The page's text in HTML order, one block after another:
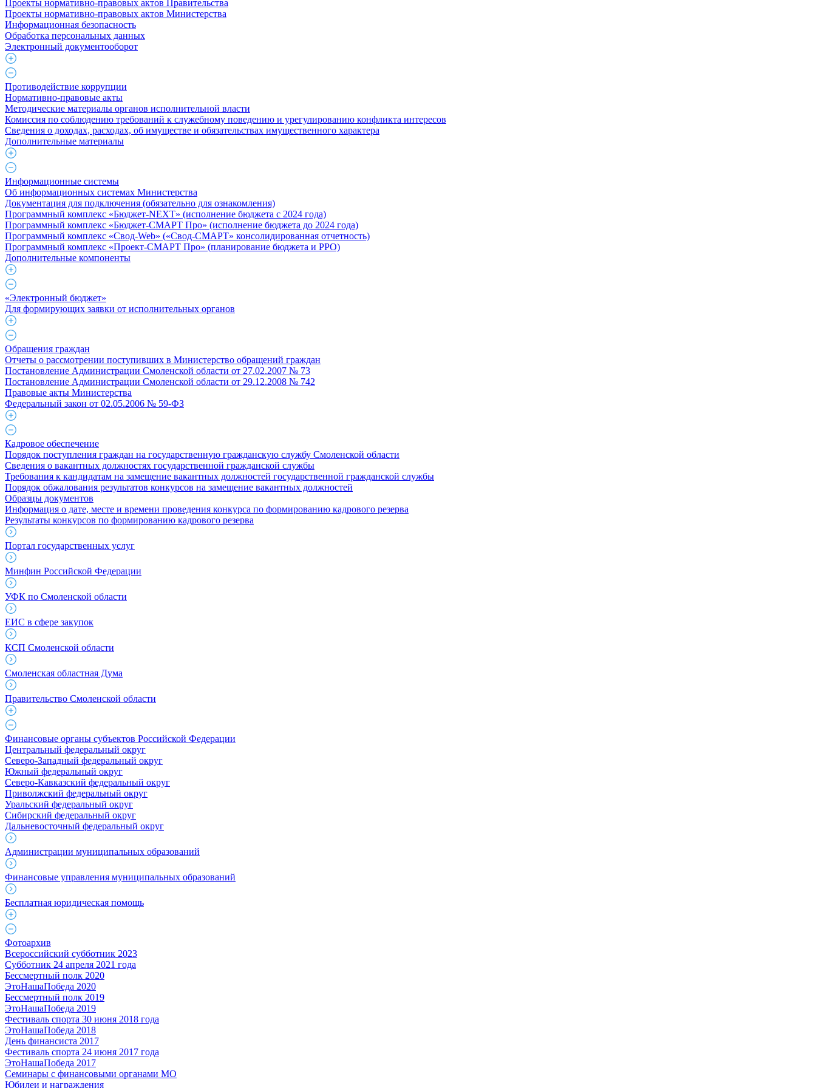
Проекты нормативно-правовых актов Правительства
Проекты нормативно-правовых актов Министерства
Информационная безопасность
Обработка персональных данных
Электронный документооборот
Противодействие коррупции
Нормативно-правовые акты
Методические материалы органов исполнительной власти
Комиссия по соблюдению требований к служебному поведению и урегулированию конфликта интересов
Сведения о доходах, расходах, об имуществе и обязательствах имущественного характера
Дополнительные материалы
Информационные системы
Об информационных системах Министерства
Документация для подключения (обязательно для ознакомления)
Программный комплекс «Бюджет-NEXT» (исполнение бюджета с 2024 года)
Программный комплекс «Бюджет-СМАРТ Про» (исполнение бюджета до 2024 года)
Программный комплекс «Свод-Web» («Свод-СМАРТ» консолидированная отчетность)
Программный комплекс «Проект-СМАРТ Про» (планирование бюджета и РРО)
Дополнительные компоненты
«Электронный бюджет»
Для формирующих заявки от исполнительных органов
Обращения граждан
Отчеты о рассмотрении поступивших в Министерство обращений граждан
Постановление Администрации Смоленской области от 27.02.2007 № 73
Постановление Администрации Смоленской области от 29.12.2008 № 742
Правовые акты Министерства
Федеральный закон от 02.05.2006 № 59-ФЗ
Кадровое обеспечение
Порядок поступления граждан на государственную гражданскую службу Смоленской области
Сведения о вакантных должностях государственной гражданской службы
Требования к кандидатам на замещение вакантных должностей государственной гражданской службы
Порядок обжалования результатов конкурсов на замещение вакантных должностей
Образцы документов
Информация о дате, месте и времени проведения конкурса по формированию кадрового резерва
Результаты конкурсов по формированию кадрового резерва
Портал государственных услуг
Минфин Российской Федерации
УФК по Смоленской области
ЕИС в сфере закупок
КСП Смоленской области
Смоленская областная Дума
Правительство Смоленской области
Финансовые органы субъектов Российской Федерации
Центральный федеральный округ
Северо-Западный федеральный округ
Южный федеральный округ
Северо-Кавказский федеральный округ
Приволжский федеральный округ
Уральский федеральный округ
Сибирский федеральный округ
Дальневосточный федеральный округ
Администрации муниципальных образований
Финансовые управления муниципальных образований
Бесплатная юридическая помощь
Фотоархив
Всероссийский субботник 2023
Субботник 24 апреля 2021 года
Бессмертный полк 2020
ЭтоНашаПобеда 2020
Бессмертный полк 2019
ЭтоНашаПобеда 2019
Фестиваль спорта 30 июня 2018 года
ЭтоНашаПобеда 2018
День финансиста 2017
Фестиваль спорта 24 июня 2017 года
ЭтоНашаПобеда 2017
Семинары с финансовыми органами МО
Юбилеи и награждения